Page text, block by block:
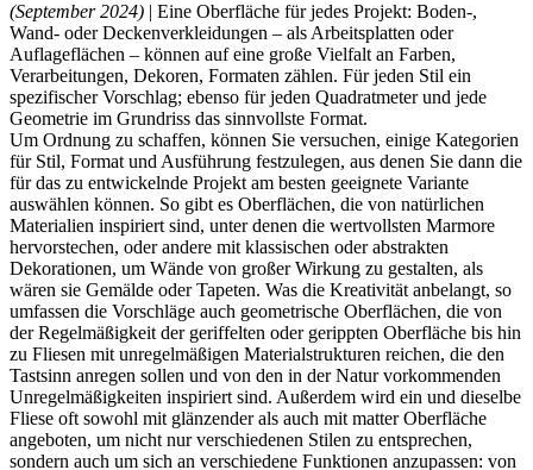
(September 2024) | Eine Oberfläche für jedes Projekt: Boden-,
Wand- oder Deckenverkleidungen – als Arbeitsplatten oder
Auflageflächen – können auf eine große Vielfalt an Farben,
Verarbeitungen, Dekoren, Formaten zählen. Für jeden Stil ein
spezifischer Vorschlag; ebenso für jeden Quadratmeter und jede
Geometrie im Grundriss das sinnvollste Format.
Um Ordnung zu schaffen, können Sie versuchen, einige Kategorien
für Stil, Format und Ausführung festzulegen, aus denen Sie dann die
für das zu entwickelnde Projekt am besten geeignete Variante
auswählen können. So gibt es Oberflächen, die von natürlichen
Materialien inspiriert sind, unter denen die wertvollsten Marmore
hervorstechen, oder andere mit klassischen oder abstrakten
Dekorationen, um Wände von großer Wirkung zu gestalten, als
wären sie Gemälde oder Tapeten. Was die Kreativität anbelangt, so
umfassen die Vorschläge auch geometrische Oberflächen, die von
der Regelmäßigkeit der geriffelten oder gerippten Oberfläche bis hin
zu Fliesen mit unregelmäßigen Materialstrukturen reichen, die den
Tastsinn anregen sollen und von den in der Natur vorkommenden
Unregelmäßigkeiten inspiriert sind. Außerdem wird ein und dieselbe
Fliese oft sowohl mit glänzender als auch mit matter Oberfläche
angeboten, um nicht nur verschiedenen Stilen zu entsprechen,
sondern auch um sich an verschiedene Funktionen anzupassen: von